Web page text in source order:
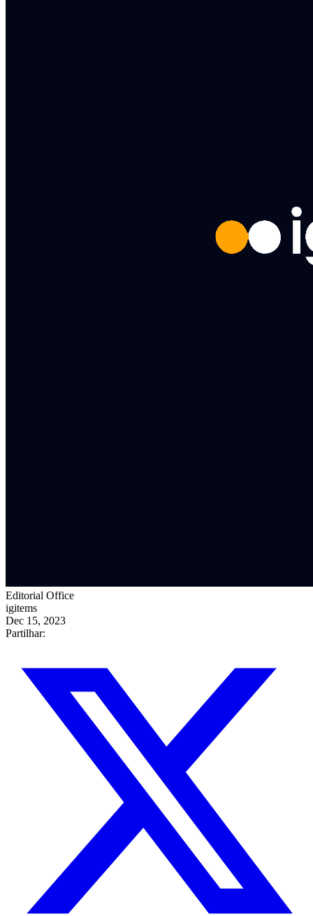
Editorial Office
igitems
Dec 15, 2023
Partilhar: